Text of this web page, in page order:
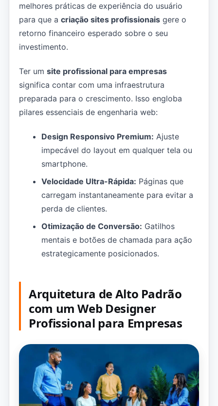
melhores práticas de experiência do usuário
para que a criação sites profissionais gere o
retorno financeiro esperado sobre o seu
investimento.
Ter um site profissional para empresas
significa contar com uma infraestrutura
preparada para o crescimento. Isso engloba
pilares essenciais de engenharia web:
Design Responsivo Premium: Ajuste
impecável do layout em qualquer tela ou
smartphone.
Velocidade Ultra-Rápida: Páginas que
carregam instantaneamente para evitar a
perda de clientes.
Otimização de Conversão: Gatilhos
mentais e botões de chamada para ação
estrategicamente posicionados.
Arquitetura de Alto Padrão
com um Web Designer
Profissional para Empresas